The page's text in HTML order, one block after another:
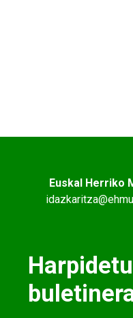
Euskal Herriko